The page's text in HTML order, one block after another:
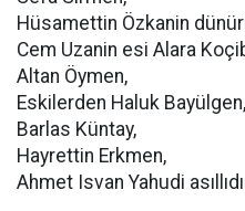
Hüsamettin Özkanin
Cem Uzanin esi Alara
Altan Öymen,
Eskilerden Haluk Bayülgen,
Barlas Küntay,
Hayrettin Erkmen,
Ahmet Isvan Yahudi